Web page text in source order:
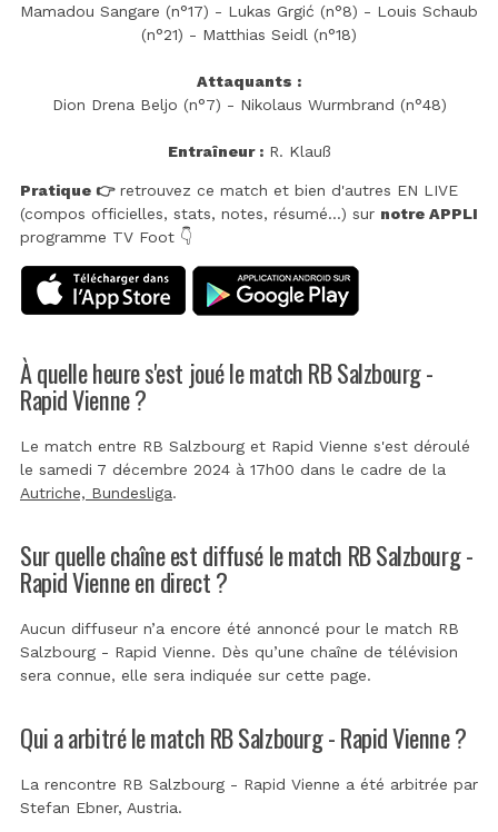
Mamadou Sangare (n°17) - Lukas Grgić (n°8) - Louis Schaub
(n°21) - Matthias Seidl (n°18)
Attaquants :
Dion Drena Beljo (n°7) - Nikolaus Wurmbrand (n°48)
Entraîneur :R. Klauß
Pratique 👉retrouvez ce match et bien d'autres EN LIVE
(compos officielles, stats, notes, résumé...) sur notre APPLI
programme TV Foot 👇
À quelle heure s'est joué le match RB Salzbourg -
Rapid Vienne ?
Le match entre RB Salzbourg et Rapid Vienne s'est déroulé
le samedi 7 décembre 2024 à 17h00 dans le cadre de la
Autriche, Bundesliga.
Sur quelle chaîne est diffusé le match RB Salzbourg -
Rapid Vienne en direct ?
Aucun diffuseur n’a encore été annoncé pour le match RB
Salzbourg - Rapid Vienne. Dès qu’une chaîne de télévision
sera connue, elle sera indiquée sur cette page.
Qui a arbitré le match RB Salzbourg - Rapid Vienne ?
La rencontre RB Salzbourg - Rapid Vienne a été arbitrée par
Stefan Ebner, Austria.